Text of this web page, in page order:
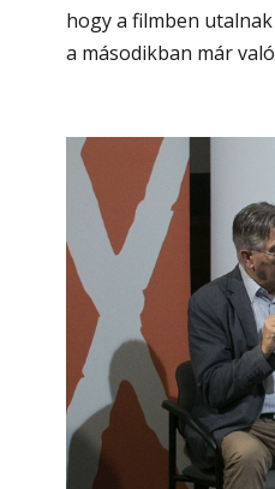
hogy a filmben
a másodikban már